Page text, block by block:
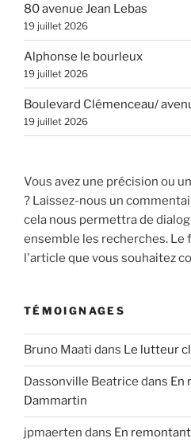
80 avenue Jean Lebas
19 juillet 2026
Alphonse le bourleux
19 juillet 2026
Boulevard Clémenceau/
19 juillet 2026
Vous avez une précision ou
? Laissez-nous un
cela nous permettra de
ensemble les recherches. Le
l'article que vous souhaitez
TÉMOIGNAGES
Bruno Maati dans Le lutteur
Dassonville Beatrice dans En
Dammartin
jpmaerten dans En